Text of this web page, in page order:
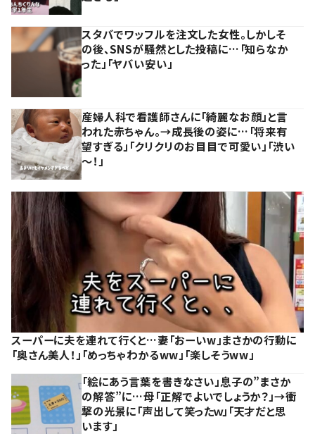
スタバでワッフルを注文した女性。しかしそ
の後、SNSが騒然とした投稿に…「知らなか
った」「ヤバい安い」
産婦人科で看護師さんに「綺麗なお顔」と言
われた赤ちゃん。→成長後の姿に…「将来有
望すぎる」「クリクリのお目目で可愛い」「渋い
～！」
スーパーに夫を連れて行くと…妻「おーいw」まさかの行動に
「奥さん美人！」「めっちゃわかるww」「楽しそうww」
「絵にあう言葉を書きなさい」息子の”まさか
の解答”に…母「正解でよいでしょうか？」→衝
撃の光景に「声出して笑ったｗ」「天才だと思
います」